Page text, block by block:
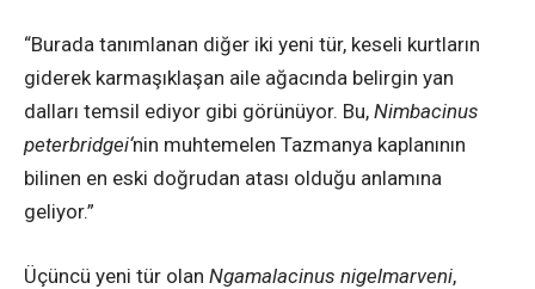
“Burada tanımlanan diğer iki yeni tür, keseli kurtların
giderek karmaşıklaşan aile ağacında belirgin yan
dalları temsil ediyor gibi görünüyor. Bu, Nimbacinus
peterbridgei‘nin muhtemelen Tazmanya kaplanının
bilinen en eski doğrudan atası olduğu anlamına
geliyor.”
Üçüncü yeni tür olan Ngamalacinus nigelmarveni,